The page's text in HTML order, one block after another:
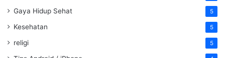
Gaya Hidup Sehat 5
Kesehatan 5
religi 5